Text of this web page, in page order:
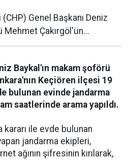
Genel Başkanı Deniz
Mehmet Çakırgöl'ün...
Baykal'ın makam şoförü
Keçiören ilçesi 19
bulunan evinde jandarma
saatlerinde arama yapıldı.
kararı ile evde bulunan
jandarma ekipleri,
ağının şifresinin kırılarak,